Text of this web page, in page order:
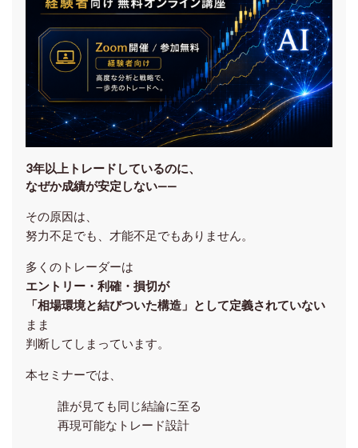
3年以上トレードしているのに、
なぜか成績が安定しない——
その原因は、
努力不足でも、才能不足でもありません。
多くのトレーダーは
エントリー・利確・損切が
「相場環境と結びついた構造」として定義されていない
まま
判断してしまっています。
本セミナーでは、
誰が見ても同じ結論に至る
再現可能なトレード設計